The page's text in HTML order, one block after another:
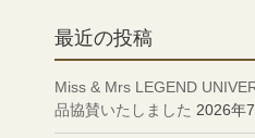
最近の投稿
Miss & Mrs LEGEND
品協賛いたしました 2026年